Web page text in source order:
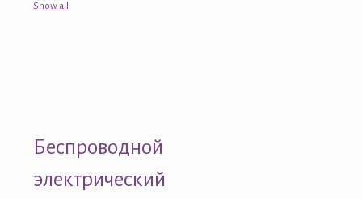
Show all
Беспроводной
электрический